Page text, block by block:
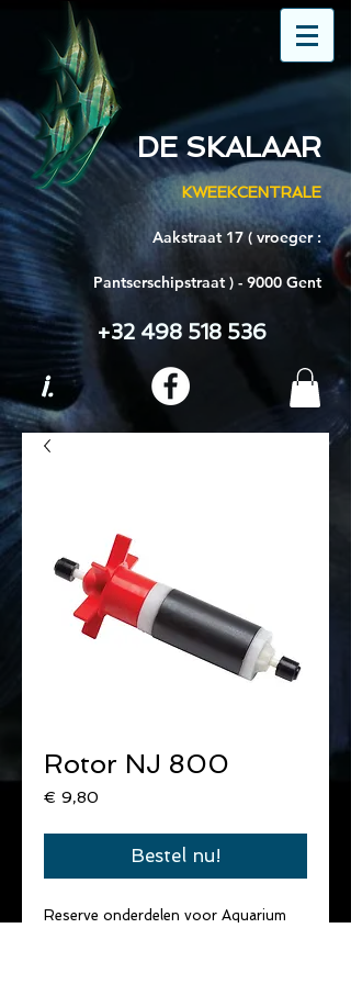
DE SKALAAR
KWEEKCENTRALE
Aakstraat 17 ( vroeger :
Pantserschipstraat ) - 9000 Gent
+32 498 518 536
i.
Rotor NJ 800
€ 9,80
Bestel nu!
Reserve onderdelen voor Aquarium